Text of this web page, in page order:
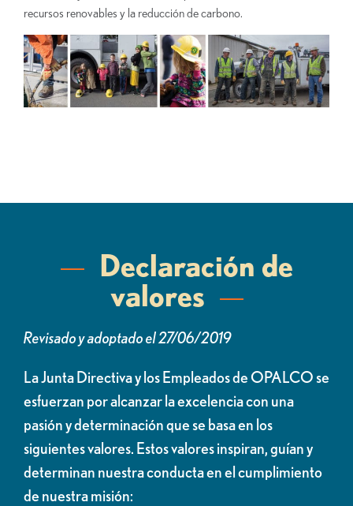
recursos renovables y la reducción de carbono.
Declaración de
valores
Revisado y adoptado el 27/06/2019
La Junta Directiva y los Empleados de OPALCO se
esfuerzan por alcanzar la excelencia con una
pasión y determinación que se basa en los
siguientes valores. Estos valores inspiran, guían y
determinan nuestra conducta en el cumplimiento
de nuestra misión: